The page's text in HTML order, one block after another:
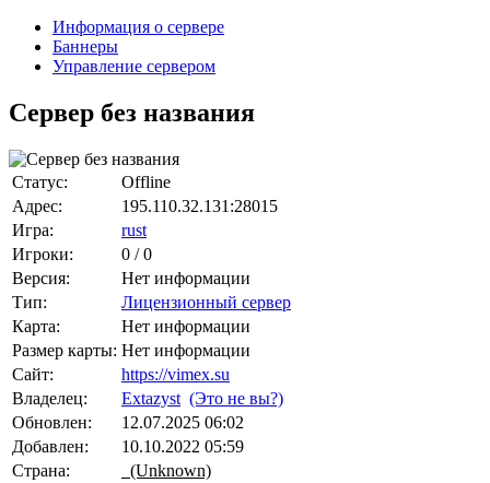
Информация о сервере
Баннеры
Управление сервером
Сервер без названия
Статус:
Offline
Адрес:
195.110.32.131:28015
Игра:
rust
Игроки:
0 / 0
Версия:
Нет информации
Тип:
Лицензионный сервер
Карта:
Нет информации
Размер карты: Нет информации
Сайт:
https://vimex.su
Владелец:
Extazyst (Это не вы?)
Обновлен:
12.07.2025 06:02
Добавлен:
10.10.2022 05:59
Страна:
(Unknown)